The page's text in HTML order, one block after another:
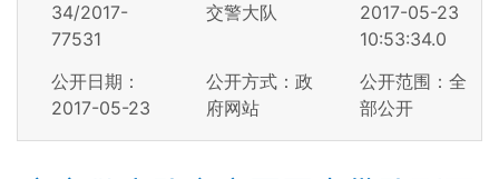
34/2017-
77531
交警大队
2017-05-23
10:53:34.0
公开日期：
2017-05-23
公开方式：政
府网站
公开范围：全
部公开